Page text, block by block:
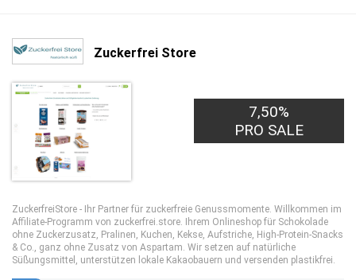
Zuckerfrei Store
7,50%
PRO SALE
ZuckerfreiStore - Ihr Partner für zuckerfreie Genussmomente. Willkommen im
Affiliate-Programm von zuckerfrei.store. Ihrem Onlineshop für Schokolade
ohne Zuckerzusatz, Pralinen, Kuchen, Kekse, Aufstriche, High-Protein-Snacks
& Co., ganz ohne Zusatz von Aspartam. Wir setzen auf natürliche
Süßungsmittel, unterstützen lokale Kakaobauern und versenden plastikfrei.